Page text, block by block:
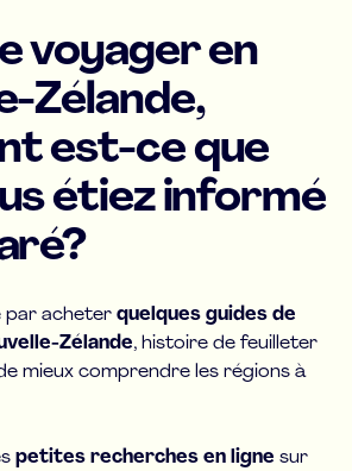
voyager en
Zélande,
est-ce que
étiez informé
par acheterquelques guides de
Zélande, histoire de feuilleter
mieux comprendre les régions à
petites recherches en ligne sur